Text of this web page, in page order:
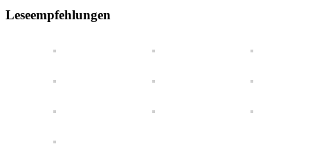
Leseempfehlungen